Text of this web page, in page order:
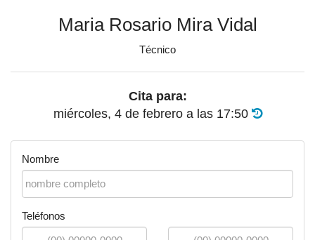
Maria Rosario Mira Vidal
Técnico
Cita para:
miércoles, 4 de febrero a las 17:50
Nombre
Teléfonos